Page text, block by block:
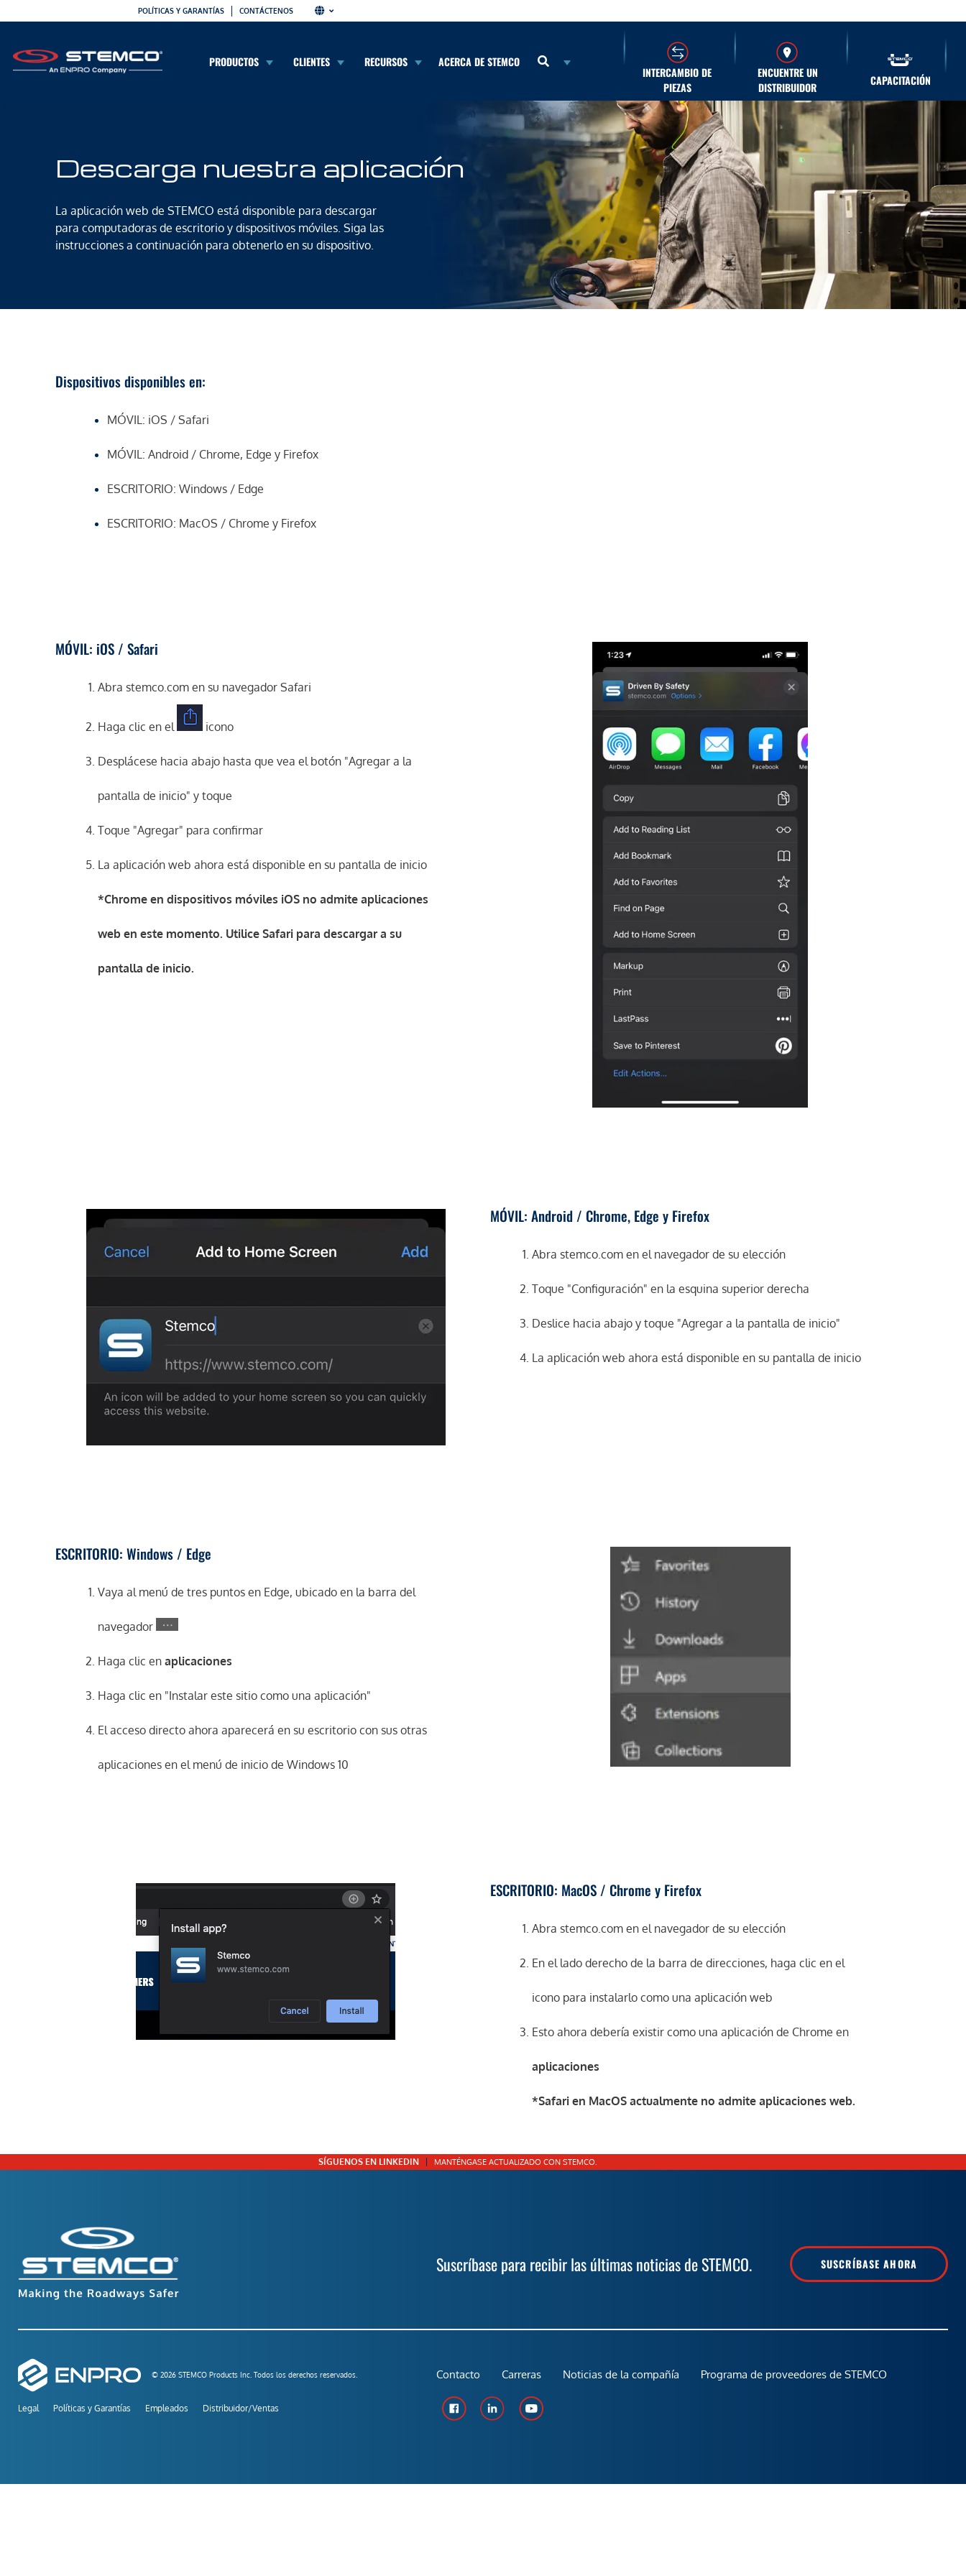
POLÍTICAS Y GARANTÍAS CONTÁCTENOS
PRODUCTOS CLIENTES RECURSOS ACERCA DE STEMCO
INTERCAMBIO DE
PIEZAS
ENCUENTRE UN
DISTRIBUIDOR
CAPACITACIÓN
Descarga nuestra aplicación
La aplicación web de STEMCO está disponible para descargar
para computadoras de escritorio y dispositivos móviles. Siga las
instrucciones a continuación para obtenerlo en su dispositivo.
Dispositivos disponibles en:
MÓVIL: iOS / Safari
MÓVIL: Android / Chrome, Edge y Firefox
ESCRITORIO: Windows / Edge
ESCRITORIO: MacOS / Chrome y Firefox
MÓVIL: iOS / Safari
Abra stemco.com en su navegador Safari
Haga clic en el icono
Desplácese hacia abajo hasta que vea el botón "Agregar a la
pantalla de inicio" y toque
Toque "Agregar" para confirmar
La aplicación web ahora está disponible en su pantalla de inicio
*Chrome en dispositivos móviles iOS no admite aplicaciones
web en este momento. Utilice Safari para descargar a su
pantalla de inicio.
MÓVIL: Android / Chrome, Edge y Firefox
Abra stemco.com en el navegador de su elección
Toque "Configuración" en la esquina superior derecha
Deslice hacia abajo y toque "Agregar a la pantalla de inicio"
La aplicación web ahora está disponible en su pantalla de inicio
ESCRITORIO: Windows / Edge
Vaya al menú de tres puntos en Edge, ubicado en la barra del
navegador
Haga clic en aplicaciones
Haga clic en "Instalar este sitio como una aplicación"
El acceso directo ahora aparecerá en su escritorio con sus otras
aplicaciones en el menú de inicio de Windows 10
ESCRITORIO: MacOS / Chrome y Firefox
Abra stemco.com en el navegador de su elección
En el lado derecho de la barra de direcciones, haga clic en el
icono para instalarlo como una aplicación web
Esto ahora debería existir como una aplicación de Chrome en
aplicaciones
*Safari en MacOS actualmente no admite aplicaciones web.
SÍGUENOS EN LINKEDIN MANTÉNGASE ACTUALIZADO CON STEMCO.
Suscríbase para recibir las últimas noticias de STEMCO. SUSCRÍBASE AHORA
© 2026 STEMCO Products Inc. Todos los derechos reservados.
Legal Políticas y Garantías Empleados Distribuidor/Ventas
Contacto Carreras Noticias de la compañía Programa de proveedores de STEMCO